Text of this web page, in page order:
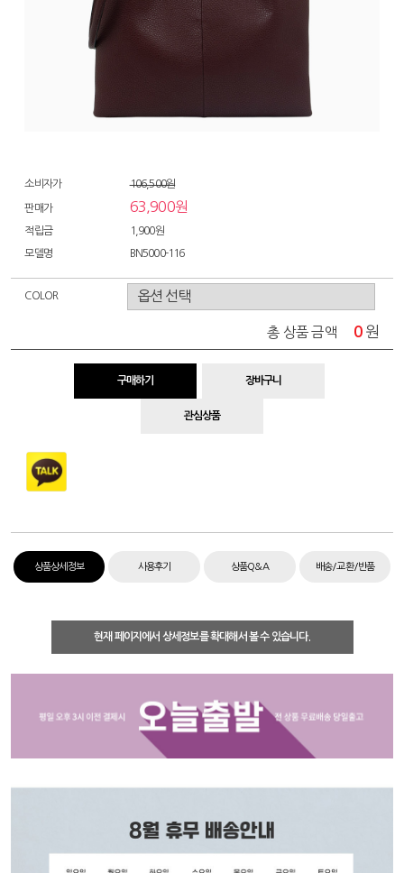
소비자가 106,500원
판매가 63,900원
적립금 1,900원
모델명 BN5000-116
COLOR
총 상품 금액 0 원
구매하기 장바구니
관심상품
상품상세정보 사용후기 상품Q&A 배송/교환/반품
현재 페이지에서 상세정보를 확대해서 볼 수 있습니다.